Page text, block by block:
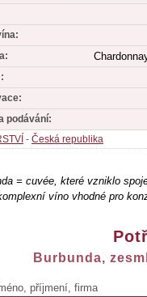
podávání:
- Česká republika
= cuvée, které vzniklo
víno vhodné pro
Burbunda,
příjmení, firma